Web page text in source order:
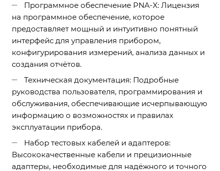
Программное обеспечение PNA-X: Лицензия
на программное обеспечение, которое
предоставляет мощный и интуитивно понятный
интерфейс для управления прибором,
конфигурирования измерений, анализа данных и
создания отчётов.
Техническая документация: Подробные
руководства пользователя, программирования и
обслуживания, обеспечивающие исчерпывающую
информацию о возможностях и правилах
эксплуатации прибора.
Набор тестовых кабелей и адаптеров:
Высококачественные кабели и прецизионные
адаптеры, необходимые для надёжного и точного